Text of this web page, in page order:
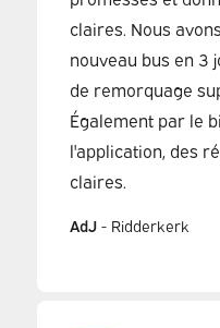
claires. Nous
nouveau bus en 3
de remorquage
Également par le
l'application, des
claires.
AdJ- Ridderkerk